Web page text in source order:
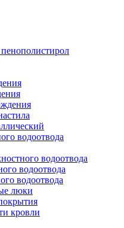
водоотвода
водоотвода
водоотвода
водоотвода
люки
кровли